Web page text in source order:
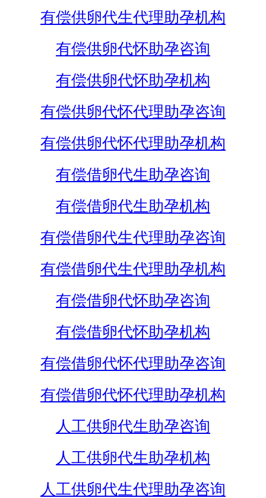
有偿供卵代生代理助孕机构
有偿供卵代怀助孕咨询
有偿供卵代怀助孕机构
有偿供卵代怀代理助孕咨询
有偿供卵代怀代理助孕机构
有偿借卵代生助孕咨询
有偿借卵代生助孕机构
有偿借卵代生代理助孕咨询
有偿借卵代生代理助孕机构
有偿借卵代怀助孕咨询
有偿借卵代怀助孕机构
有偿借卵代怀代理助孕咨询
有偿借卵代怀代理助孕机构
人工供卵代生助孕咨询
人工供卵代生助孕机构
人工供卵代生代理助孕咨询